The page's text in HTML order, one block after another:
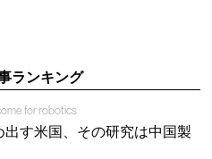
ランキング
for robotics
す米国、その研究は中国製